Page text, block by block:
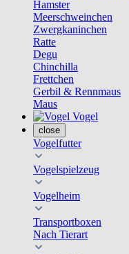
Hamster
Meerschweinchen
Zwergkaninchen
Ratte
Degu
Chinchilla
Frettchen
Gerbil & Rennmaus
Maus
Vogel
close
Vogelfutter
Vogelspielzeug
Vogelheim
Transportboxen
Nach Tierart